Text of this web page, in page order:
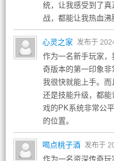
统，让我感受到了
战，都能让我热血沸
心灵之家 发布于
作为一名新手玩家
奇版本的第一印象
我很快就能上手。
还是技能升级，都
戏的PK系统非常公
的位置。
喝点桃子酒 发布于
作为一名资深传奇